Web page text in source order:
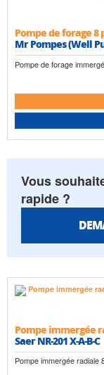
Pompe de forage
Mr Pompes (Well
Pompe de forage
Vous
rapide ?
Pompe immergée
Saer NR-201 X-A-B-C
Pompe immergée radiale